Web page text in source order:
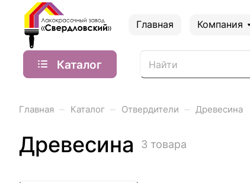
Главная Компания
Каталог
Главная – Каталог – Отвердители – Древесина
Древесина 3 товара